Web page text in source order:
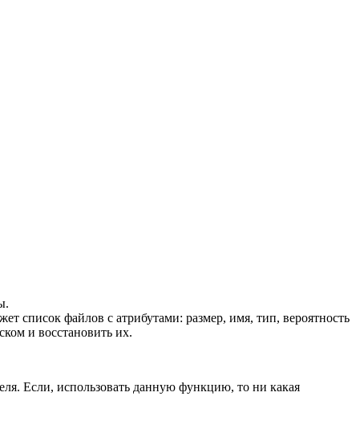
список файлов с атрибутами: размер, имя, тип, вероятность
и восстановить их.
Если, использовать данную функцию, то ни какая